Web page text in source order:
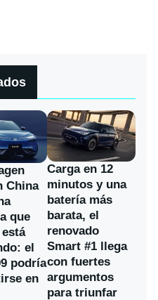
China
que
está
el
podría
en
Carga en 12
minutos y una
batería más
barata, el
renovado
Smart #1 llega
con fuertes
argumentos
para triunfar